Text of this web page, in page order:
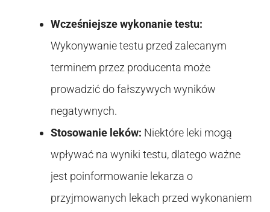
Wcześniejsze wykonanie testu:
Wykonywanie testu przed zalecanym
terminem przez producenta może
prowadzić do fałszywych wyników
negatywnych.
Stosowanie leków: Niektóre leki mogą
wpływać na wyniki testu, dlatego ważne
jest poinformowanie lekarza o
przyjmowanych lekach przed wykonaniem